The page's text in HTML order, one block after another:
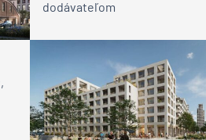
dodávateľom